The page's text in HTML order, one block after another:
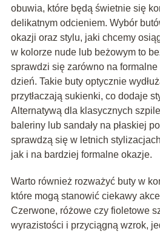
obuwia, które będą świetnie się
delikatnym odcieniem. Wybór
okazji oraz stylu, jaki chcemy
w kolorze nude lub beżowym to
sprawdzi się zarówno na
dzień. Takie buty optycznie
przytłaczają sukienki, co dodaje
Alternatywą dla klasycznych
baleriny lub sandały na płaskiej
sprawdzą się w letnich
jak i na bardziej formalne okazje.
Warto również rozważyć buty w
które mogą stanowić ciekawy
Czerwone, różowe czy fioletowe
wyrazistości i przyciągną wzrok,